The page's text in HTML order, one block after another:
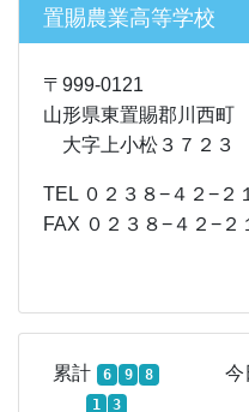
置賜農業高等学校
〒999-0121
山形県東置賜郡川西町
大字上小松３７２３
TEL ０２３８−４２−２
FAX ０２３８−４２−２
累計 6 9
8
1
3
今